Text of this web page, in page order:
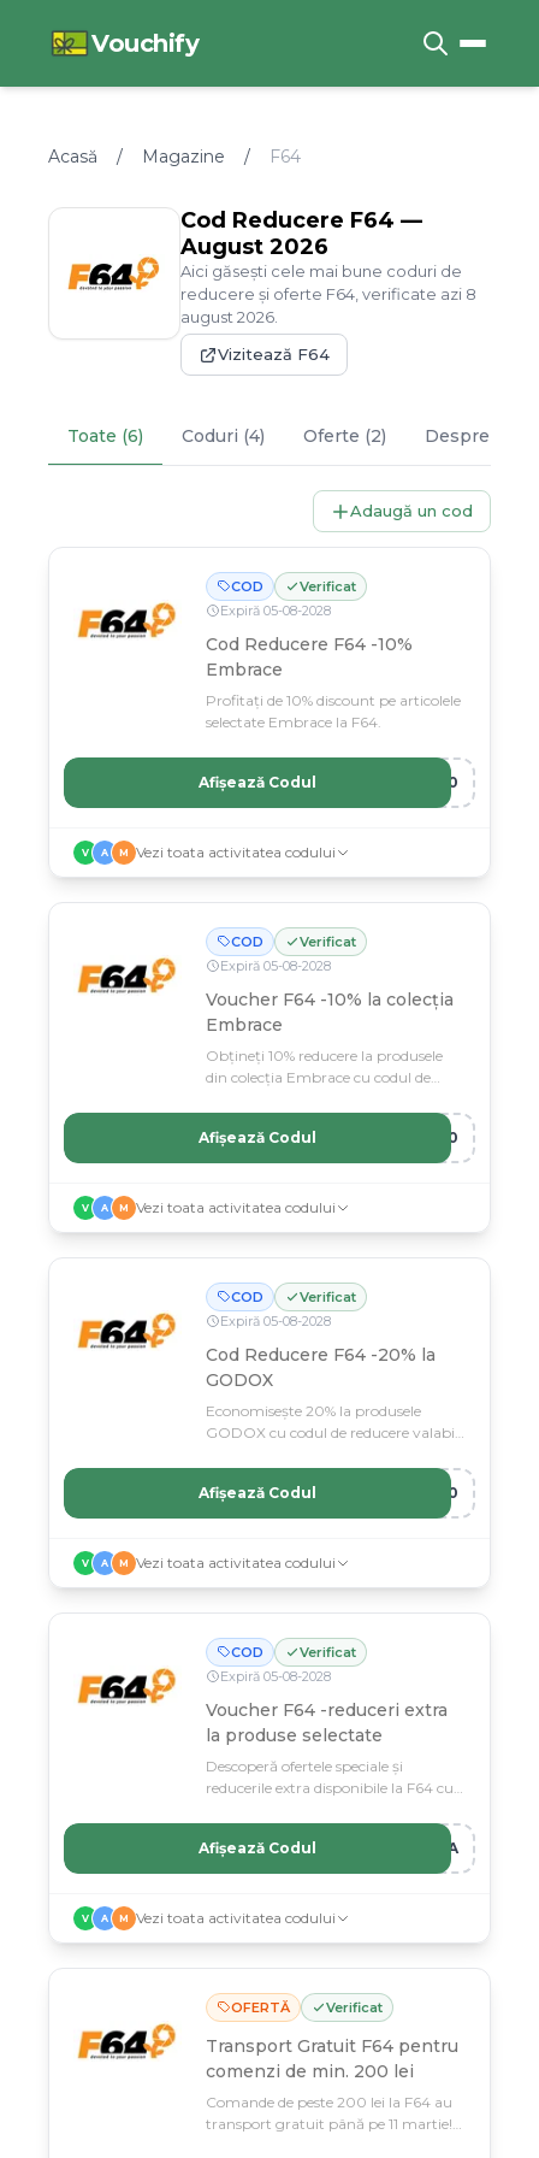
Vouchify
Acasă / Magazine / F64
Cod Reducere F64 —
August 2026
Aici găsești cele mai bune coduri de
reducere și oferte F64 , verificate azi 8
august 2026
Vizitează F64
Toate (6) Coduri (4) Oferte (2) Despre
Adaugă un cod
COD
Verificat
Expiră 05-08-2028
Cod Reducere F64 -10%
Embrace
Profitați de 10% discount pe articolele
selectate Embrace la F64.
E10
Afișează Codul
V A M Vezi toata activitatea codului
COD
Verificat
Expiră 05-08-2028
Voucher F64 -10% la colecția
Embrace
Obțineți 10% reducere la produsele
din colecția Embrace cu codul de
E10
Afișează Codul
V A M Vezi toata activitatea codului
COD
Verificat
Expiră 05-08-2028
Cod Reducere F64 -20% la
GODOX
Economisește 20% la produsele
GODOX cu codul de reducere valabil
X20
Afișează Codul
V A M Vezi toata activitatea codului
COD
Verificat
Expiră 05-08-2028
Voucher F64 -reduceri extra
la produse selectate
Descoperă ofertele speciale și
reducerile extra disponibile la F64 cu
TRA
Afișează Codul
V A M Vezi toata activitatea codului
OFERTĂ Verificat
Transport Gratuit F64 pentru
comenzi de min. 200 lei
Comande de peste 200 lei la F64 au
transport gratuit până pe 11 martie!